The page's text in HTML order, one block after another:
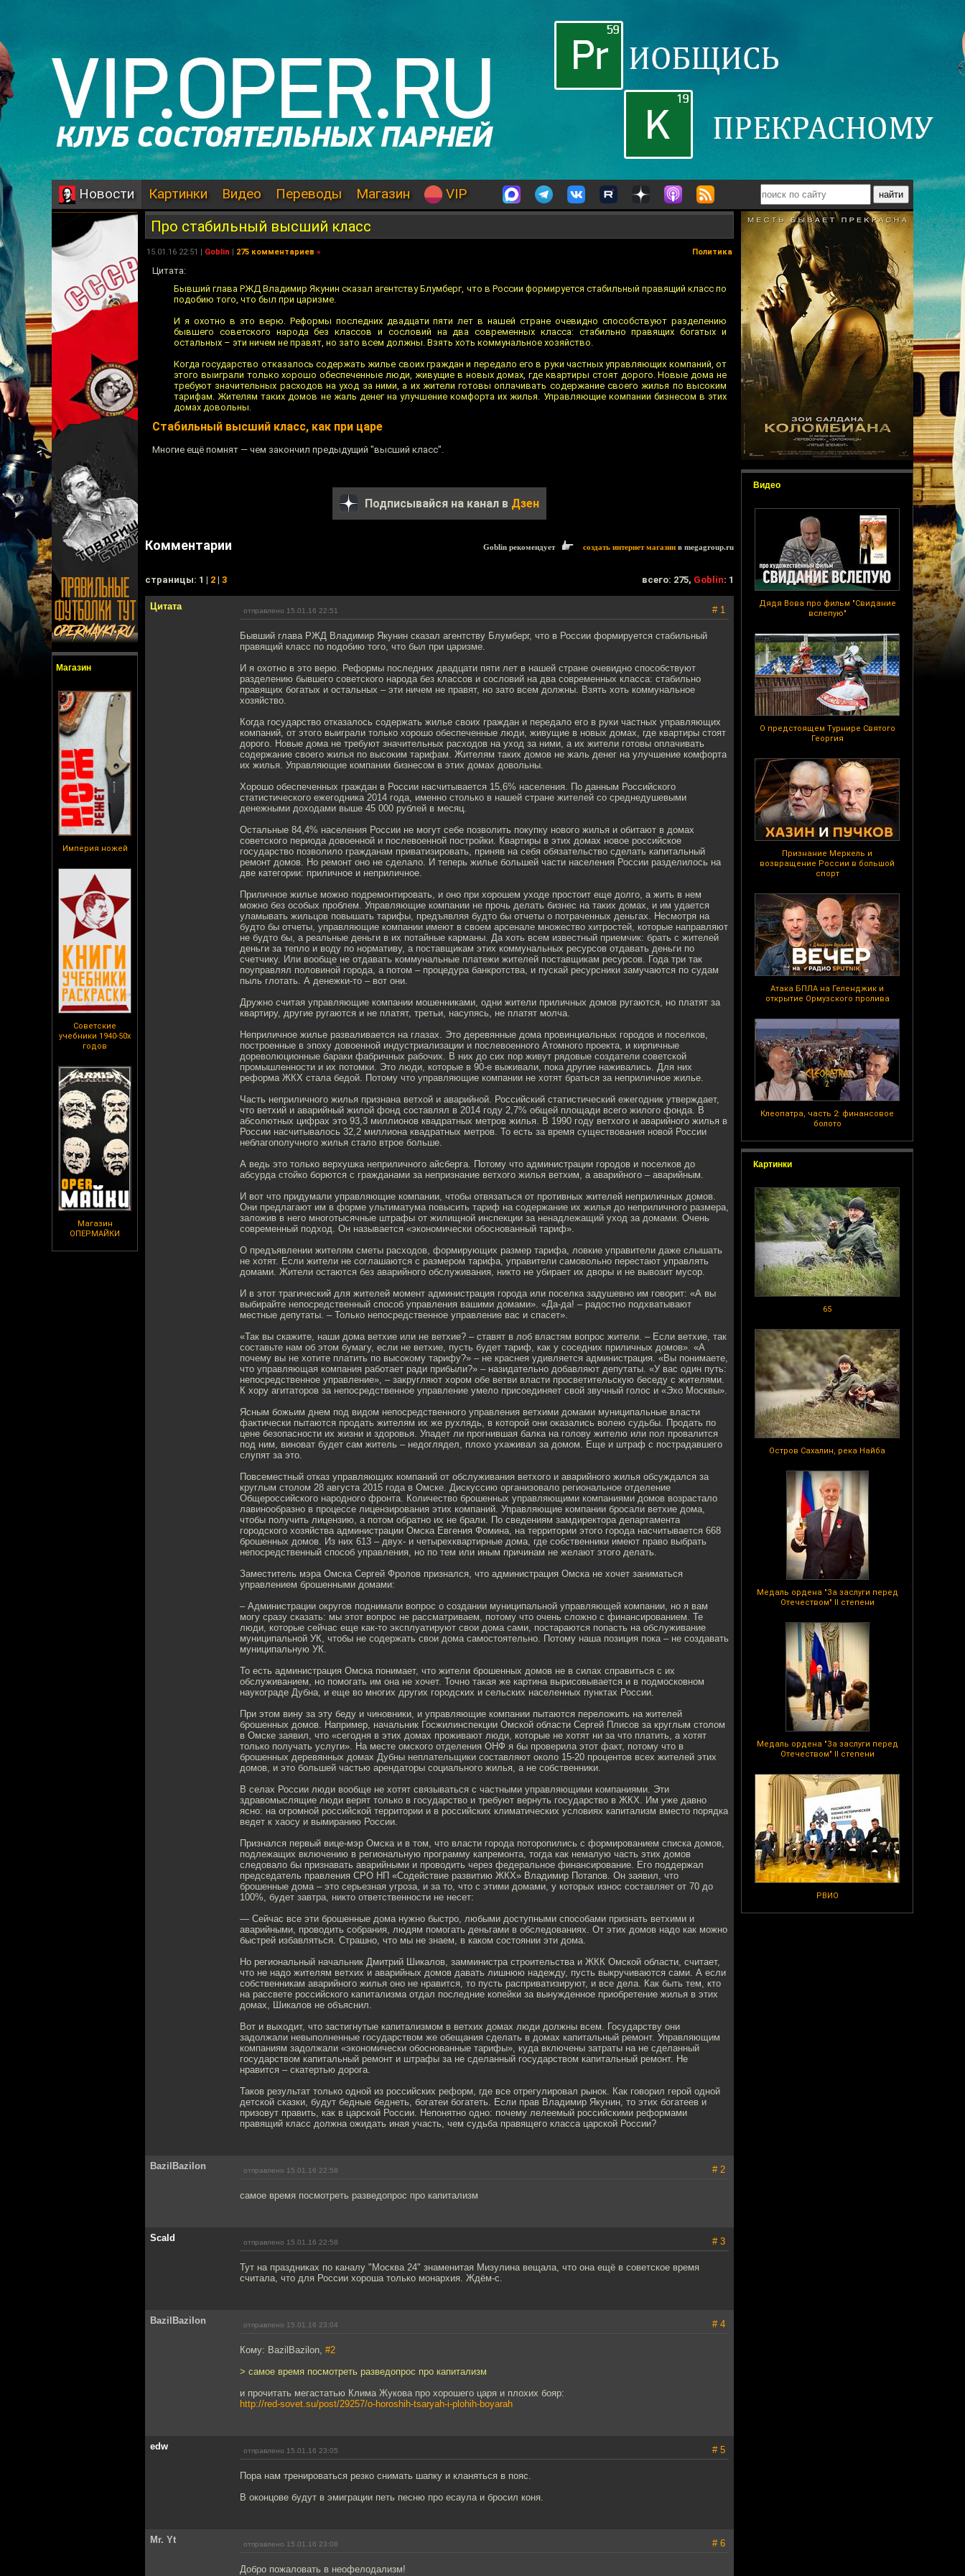
Новости Картинки Видео Переводы Магазин VIP
Магазин
Империя ножей
Советские
учебники 1940-50х
годов
Магазин
ОПЕРМАЙКИ
Видео
Дядя Вова про фильм "Свидание
вслепую"
О предстоящем Турнире Святого
Георгия
Признание Меркель и
возвращение России в большой
спорт
Атака БПЛА на Геленджик и
открытие Ормузского пролива
Клеопатра, часть 2: финансовое
болото
Картинки
65
Остров Сахалин, река Найба
Медаль ордена "За заслуги перед
Отечеством" II степени
Медаль ордена "За заслуги перед
Отечеством" II степени
РВИО
Про стабильный высший класс
15.01.16 22:51 | Goblin | 275 комментариев » Политика
Цитата:
Бывший глава РЖД Владимир Якунин сказал агентству Блумберг, что в России формируется стабильный правящий класс по
подобию того, что был при царизме.
И я охотно в это верю. Реформы последних двадцати пяти лет в нашей стране очевидно способствуют разделению
бывшего советского народа без классов и сословий на два современных класса: стабильно правящих богатых и
остальных – эти ничем не правят, но зато всем должны. Взять хоть коммунальное хозяйство.
Когда государство отказалось содержать жилье своих граждан и передало его в руки частных управляющих компаний, от
этого выиграли только хорошо обеспеченные люди, живущие в новых домах, где квартиры стоят дорого. Новые дома не
требуют значительных расходов на уход за ними, а их жители готовы оплачивать содержание своего жилья по высоким
тарифам. Жителям таких домов не жаль денег на улучшение комфорта их жилья. Управляющие компании бизнесом в этих
домах довольны.
Стабильный высший класс, как при царе
Многие ещё помнят — чем закончил предыдущий "высший класс".
Подписывайся на канал в Дзен
Комментарии Goblin рекомендует создать интернет магазин в megagroup.ru
cтраницы: 1 | 2 | 3 всего: 275, Goblin: 1
Цитата отправлено 15.01.16 22:51 # 1
Бывший глава РЖД Владимир Якунин сказал агентству Блумберг, что в России формируется стабильный
правящий класс по подобию того, что был при царизме.
И я охотно в это верю. Реформы последних двадцати пяти лет в нашей стране очевидно способствуют
разделению бывшего советского народа без классов и сословий на два современных класса: стабильно
правящих богатых и остальных – эти ничем не правят, но зато всем должны. Взять хоть коммунальное
хозяйство.
Когда государство отказалось содержать жилье своих граждан и передало его в руки частных управляющих
компаний, от этого выиграли только хорошо обеспеченные люди, живущие в новых домах, где квартиры стоят
дорого. Новые дома не требуют значительных расходов на уход за ними, а их жители готовы оплачивать
содержание своего жилья по высоким тарифам. Жителям таких домов не жаль денег на улучшение комфорта
их жилья. Управляющие компании бизнесом в этих домах довольны.
Хорошо обеспеченных граждан в России насчитывается 15,6% населения. По данным Российского
статистического ежегодника 2014 года, именно столько в нашей стране жителей со среднедушевыми
денежными доходами выше 45 000 рублей в месяц.
Остальные 84,4% населения России не могут себе позволить покупку нового жилья и обитают в домах
советского периода довоенной и послевоенной постройки. Квартиры в этих домах новое российское
государство позволило гражданам приватизировать, приняв на себя обязательство сделать капитальный
ремонт домов. Но ремонт оно не сделало. И теперь жилье большей части населения России разделилось на
две категории: приличное и неприличное.
Приличное жилье можно подремонтировать, и оно при хорошем уходе простоит еще долго, а жить в нем
можно без особых проблем. Управляющие компании не прочь делать бизнес на таких домах, и им удается
уламывать жильцов повышать тарифы, предъявляя будто бы отчеты о потраченных деньгах. Несмотря на
будто бы отчеты, управляющие компании имеют в своем арсенале множество хитростей, которые направляют
не будто бы, а реальные деньги в их потайные карманы. Да хоть всем известный приемчик: брать с жителей
деньги за тепло и воду по нормативу, а поставщикам этих коммунальных ресурсов отдавать деньги по
счетчику. Или вообще не отдавать коммунальные платежи жителей поставщикам ресурсов. Года три так
поуправлял половиной города, а потом – процедура банкротства, и пускай ресурсники замучаются по судам
пыль глотать. А денежки-то – вот они.
Дружно считая управляющие компании мошенниками, одни жители приличных домов ругаются, но платят за
квартиру, другие ругаются и не платят, третьи, насупясь, не платят молча.
Неприличное жилье разваливается на глазах. Это деревянные дома провинциальных городов и поселков,
построенные в эпоху довоенной индустриализации и послевоенного Атомного проекта, и кирпичные
дореволюционные бараки фабричных рабочих. В них до сих пор живут рядовые создатели советской
промышленности и их потомки. Это люди, которые в 90-е выживали, пока другие наживались. Для них
реформа ЖКХ стала бедой. Потому что управляющие компании не хотят браться за неприличное жилье.
Часть неприличного жилья признана ветхой и аварийной. Российский статистический ежегодник утверждает,
что ветхий и аварийный жилой фонд составлял в 2014 году 2,7% общей площади всего жилого фонда. В
абсолютных цифрах это 93,3 миллионов квадратных метров жилья. В 1990 году ветхого и аварийного жилья в
России насчитывалось 32,2 миллиона квадратных метров. То есть за время существования новой России
неблагополучного жилья стало втрое больше.
А ведь это только верхушка неприличного айсберга. Потому что администрации городов и поселков до
абсурда стойко борются с гражданами за непризнание ветхого жилья ветхим, а аварийного – аварийным.
И вот что придумали управляющие компании, чтобы отвязаться от противных жителей неприличных домов.
Они предлагают им в форме ультиматума повысить тариф на содержание их жилья до неприличного размера,
заложив в него многотысячные штрафы от жилищной инспекции за ненадлежащий уход за домами. Очень
современный подход. Он называется «экономически обоснованный тариф».
О предъявлении жителям сметы расходов, формирующих размер тарифа, ловкие управители даже слышать
не хотят. Если жители не соглашаются с размером тарифа, управители самовольно перестают управлять
домами. Жители остаются без аварийного обслуживания, никто не убирает их дворы и не вывозит мусор.
И в этот трагический для жителей момент администрация города или поселка задушевно им говорит: «А вы
выбирайте непосредственный способ управления вашими домами». «Да-да! – радостно подхватывают
местные депутаты. – Только непосредственное управление вас и спасет».
«Так вы скажите, наши дома ветхие или не ветхие? – ставят в лоб властям вопрос жители. – Если ветхие, так
составьте нам об этом бумагу, если не ветхие, пусть будет тариф, как у соседних приличных домов». «А
почему вы не хотите платить по высокому тарифу?» – не краснея удивляется администрация. «Вы понимаете,
что управляющая компания работает ради прибыли?» – назидательно добавляют депутаты. «У вас один путь:
непосредственное управление», – закругляют хором обе ветви власти просветительскую беседу с жителями.
К хору агитаторов за непосредственное управление умело присоединяет свой звучный голос и «Эхо Москвы».
Ясным божьим днем под видом непосредственного управления ветхими домами муниципальные власти
фактически пытаются продать жителям их же рухлядь, в которой они оказались волею судьбы. Продать по
цене безопасности их жизни и здоровья. Упадет ли прогнившая балка на голову жителю или пол провалится
под ним, виноват будет сам житель – недоглядел, плохо ухаживал за домом. Еще и штраф с пострадавшего
слупят за это.
Повсеместный отказ управляющих компаний от обслуживания ветхого и аварийного жилья обсуждался за
круглым столом 28 августа 2015 года в Омске. Дискуссию организовало региональное отделение
Общероссийского народного фронта. Количество брошенных управляющими компаниями домов возрастало
лавинообразно в процессе лицензирования этих компаний. Управляющие компании бросали ветхие дома,
чтобы получить лицензию, а потом обратно их не брали. По сведениям замдиректора департамента
городского хозяйства администрации Омска Евгения Фомина, на территории этого города насчитывается 668
брошенных домов. Из них 613 – двух- и четырехквартирные дома, где собственники имеют право выбрать
непосредственный способ управления, но по тем или иным причинам не желают этого делать.
Заместитель мэра Омска Сергей Фролов признался, что администрация Омска не хочет заниматься
управлением брошенными домами:
– Администрации округов поднимали вопрос о создании муниципальной управляющей компании, но я вам
могу сразу сказать: мы этот вопрос не рассматриваем, потому что очень сложно с финансированием. Те
люди, которые сейчас еще как-то эксплуатируют свои дома сами, постараются попасть на обслуживание
муниципальной УК, чтобы не содержать свои дома самостоятельно. Потому наша позиция пока – не создавать
муниципальную УК.
То есть администрация Омска понимает, что жители брошенных домов не в силах справиться с их
обслуживанием, но помогать им она не хочет. Точно такая же картина вырисовывается и в подмосковном
наукограде Дубна, и еще во многих других городских и сельских населенных пунктах России.
При этом вину за эту беду и чиновники, и управляющие компании пытаются переложить на жителей
брошенных домов. Например, начальник Госжилинспекции Омской области Сергей Плисов за круглым столом
в Омске заявил, что «сегодня в этих домах проживают люди, которые не хотят ни за что платить, а хотят
только получать услуги». На месте омского отделения ОНФ я бы проверила этот факт, потому что в
брошенных деревянных домах Дубны неплательщики составляют около 15-20 процентов всех жителей этих
домов, и это большей частью арендаторы социального жилья, а не собственники.
В селах России люди вообще не хотят связываться с частными управляющими компаниями. Эти
здравомыслящие люди верят только в государство и требуют вернуть государство в ЖКХ. Им уже давно
ясно: на огромной российской территории и в российских климатических условиях капитализм вместо порядка
ведет к хаосу и вымиранию России.
Признался первый вице-мэр Омска и в том, что власти города поторопились с формированием списка домов,
подлежащих включению в региональную программу капремонта, тогда как немалую часть этих домов
следовало бы признавать аварийными и проводить через федеральное финансирование. Его поддержал
председатель правления СРО НП «Содействие развитию ЖКХ» Владимир Потапов. Он заявил, что
брошенные дома – это серьезная угроза, и за то, что с этими домами, у которых износ составляет от 70 до
100%, будет завтра, никто ответственности не несет:
— Сейчас все эти брошенные дома нужно быстро, любыми доступными способами признать ветхими и
аварийными, проводить собрания, людям помогать деньгами в обследованиях. От этих домов надо как можно
быстрей избавляться. Страшно, что мы не знаем, в каком состоянии эти дома.
Но региональный начальник Дмитрий Шикалов, замминистра строительства и ЖКК Омской области, считает,
что не надо жителям ветхих и аварийных домов давать лишнюю надежду, пусть выкручиваются сами. А если
собственникам аварийного жилья оно не нравится, то пусть расприватизируют, и все дела. Как быть тем, кто
на рассвете российского капитализма отдал последние копейки за вынужденное приобретение жилья в этих
домах, Шикалов не объяснил.
Вот и выходит, что застигнутые капитализмом в ветхих домах люди должны всем. Государству они
задолжали невыполненные государством же обещания сделать в домах капитальный ремонт. Управляющим
компаниям задолжали «экономически обоснованные тарифы», куда включены затраты на не сделанный
государством капитальный ремонт и штрафы за не сделанный государством капитальный ремонт. Не
нравится – скатертью дорога.
Таков результат только одной из российских реформ, где все отрегулировал рынок. Как говорил герой одной
детской сказки, будут бедные беднеть, богатеи богатеть. Если прав Владимир Якунин, то этих богатеев и
призовут править, как в царской России. Непонятно одно: почему лелеемый российскими реформами
правящий класс должна ожидать иная участь, чем судьба правящего класса царской России?
BazilBazilon отправлено 15.01.16 22:58 # 2
самое время посмотреть разведопрос про капитализм
Scald отправлено 15.01.16 22:58 # 3
Тут на праздниках по каналу "Москва 24" знаменитая Мизулина вещала, что она ещё в советское время
считала, что для России хороша только монархия. Ждём-с.
BazilBazilon отправлено 15.01.16 23:04 # 4
Кому: BazilBazilon, #2
> самое время посмотреть разведопрос про капитализм
и прочитать мегастатью Клима Жукова про хорошего царя и плохих бояр:
http://red-sovet.su/post/29257/o-horoshih-tsaryah-i-plohih-boyarah
edw отправлено 15.01.16 23:05 # 5
Пора нам тренироваться резко снимать шапку и кланяться в пояс.
В оконцове будут в эмиграции петь песню про есаула и бросил коня.
Mr. Yt отправлено 15.01.16 23:08 # 6
Добро пожаловать в неофелодализм!